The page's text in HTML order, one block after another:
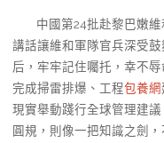
中國第24批赴黎巴嫩
講話讓維和軍隊官兵深受
后，牢牢記住囑托，幸不
完成掃雷排爆、工程包養網
現實舉動踐行全球管理建
圓規，則像一把知識之劍